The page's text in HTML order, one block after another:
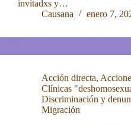
invitadxs y…
Causana
enero 7,
Acción directa,
Clínicas
Discriminación y
Migración